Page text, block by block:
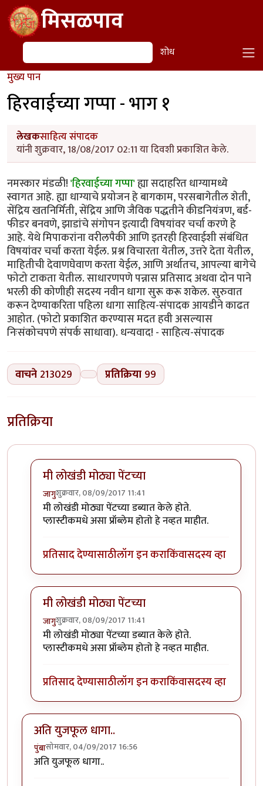
Skip to main contentमिसळपाव
शोध शोध
मुख्य पान
हिरवाईच्या गप्पा - भाग १
लेखकसाहित्य संपादक
यांनी शुक्रवार, 18/08/2017 02:11 या दिवशी प्रकाशित केले.
नमस्कार मंडळी!'हिरवाईच्या गप्पा'ह्या सदाहरित धाग्यामध्ये
स्वागत आहे. ह्या धाग्याचे प्रयोजन हे बागकाम, परसबागेतील शेती,
सेंद्रिय खतनिर्मिती, सेंद्रिय आणि जैविक पद्धतीने कीडनियंत्रण, बर्ड-
फीडर बनवणे, झाडांचे संगोपन इत्यादी विषयांवर चर्चा करणे हे
आहे. येथे मिपाकरांना वरीलपैकी आणि इतरही हिरवाईशी संबंधित
विषयांवर चर्चा करता येईल. प्रश्न विचारता येतील, उत्तरे देता येतील,
माहितीची देवाणघेवाण करता येईल, आणि अर्थातच, आपल्या बागेचे
फोटो टाकता येतील. साधारणपणे पन्नास प्रतिसाद अथवा दोन पाने
भरली की कोणीही सदस्य नवीन धागा सुरू करू शकेल. सुरुवात
करून देण्याकरिता पहिला धागा साहित्य-संपादक आयडीने काढत
आहोत. (फोटो प्रकाशित करण्यास मदत हवी असल्यास
निःसंकोचपणे संपर्क साधावा). धन्यवाद! - साहित्य-संपादक
वाचने 213029 प्रतिक्रिया 99
प्रतिक्रिया
मी लोखंडी मोठ्या पेंटच्या
जागुशुक्रवार, 08/09/2017 11:41
In reply toएक मदत हवी आहे.byमोदक
मी लोखंडी मोठ्या पेंटच्या डब्यात केले होते.
प्लास्टीकमधे असा प्रॉब्लेम होतो हे नव्हत माहीत.
प्रतिसाद देण्यासाठीलॉग इन कराकिंवासदस्य व्हा
मी लोखंडी मोठ्या पेंटच्या
जागुशुक्रवार, 08/09/2017 11:41
In reply toएक मदत हवी आहे.byमोदक
मी लोखंडी मोठ्या पेंटच्या डब्यात केले होते.
प्लास्टीकमधे असा प्रॉब्लेम होतो हे नव्हत माहीत.
प्रतिसाद देण्यासाठीलॉग इन कराकिंवासदस्य व्हा
अति युजफूल धागा..
पुंबासोमवार, 04/09/2017 16:56
अति युजफूल धागा..